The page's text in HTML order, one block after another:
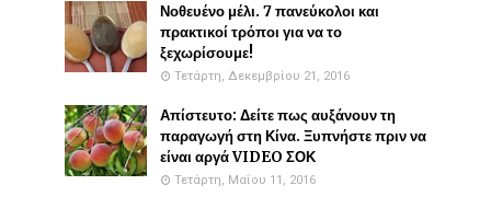
Νοθευένο μέλι. 7 πανεύκολοι και
πρακτικοί τρόποι για να το
ξεχωρίσουμε!
Τετάρτη, Δεκεμβρίου 21, 2016
Απίστευτο: Δείτε πως αυξάνουν τη
παραγωγή στη Κίνα. Ξυπνήστε πριν να
είναι αργά VIDEO ΣΟΚ
Τετάρτη, Μαΐου 11, 2016